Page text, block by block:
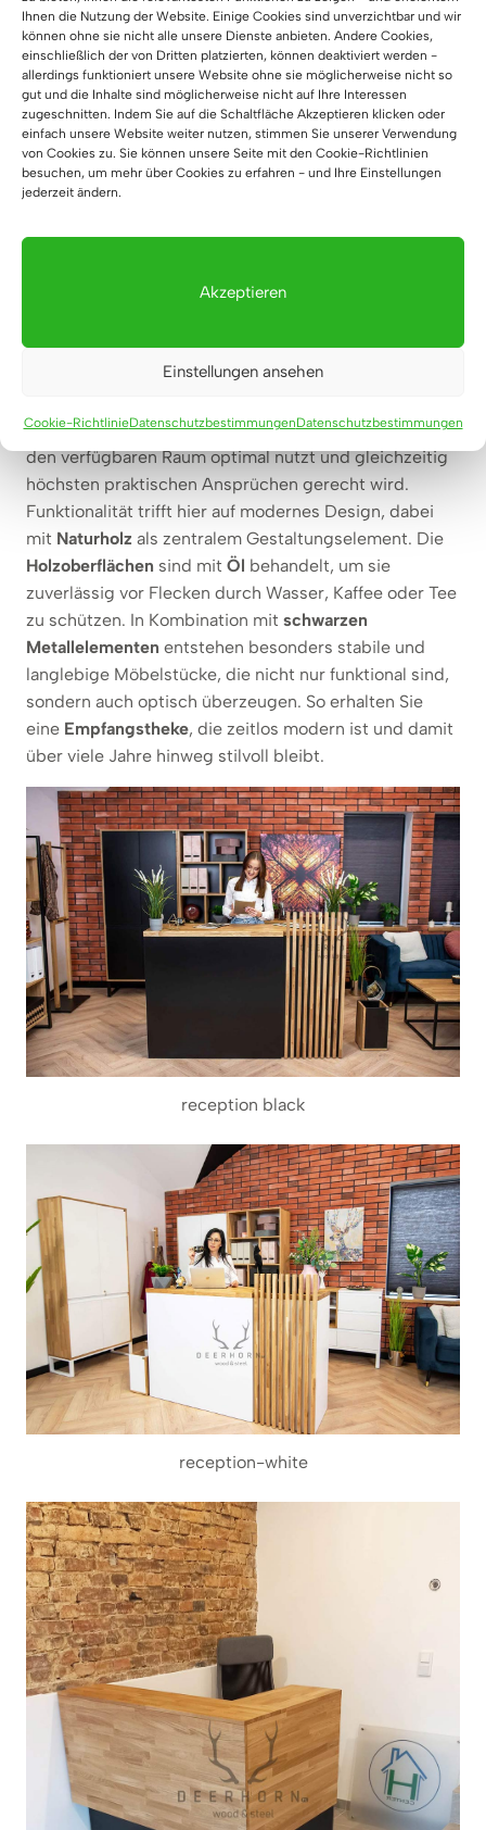
Ihnen die Nutzung der Website. Einige Cookies sind unverzichtbar und wir
können ohne sie nicht alle unsere Dienste anbieten. Andere Cookies,
einschließlich der von Dritten platzierten, können deaktiviert werden -
allerdings funktioniert unsere Website ohne sie möglicherweise nicht so
gut und die Inhalte sind möglicherweise nicht auf Ihre Interessen
zugeschnitten. Indem Sie auf die Schaltfläche Akzeptieren klicken oder
einfach unsere Website weiter nutzen, stimmen Sie unserer Verwendung
von Cookies zu. Sie können unsere Seite mit den Cookie-Richtlinien
besuchen, um mehr über Cookies zu erfahren - und Ihre Einstellungen
jederzeit ändern.
Akzeptieren
Einstellungen ansehen
Cookie-RichtlinieDatenschutzbestimmungenDatenschutzbestimmungen
Empfang-mit-Gittern
WWas zeichnet unsere
Empfangstheken aus?
UnsereEmpfangsthekewurde so konzipiert, dass sie
den verfügbaren Raum optimal nutzt und gleichzeitig
höchsten praktischen Ansprüchen gerecht wird.
Funktionalität trifft hier auf modernes Design, dabei
mit Naturholz als zentralem Gestaltungselement. Die
Holzoberflächen sind mit Öl behandelt, um sie
zuverlässig vor Flecken durch Wasser, Kaffee oder Tee
zu schützen. In Kombination mit schwarzen
Metallelementen entstehen besonders stabile und
langlebige Möbelstücke, die nicht nur funktional sind,
sondern auch optisch überzeugen. So erhalten Sie
eine Empfangstheke, die zeitlos modern ist und damit
über viele Jahre hinweg stilvoll bleibt.
reception black
reception-white